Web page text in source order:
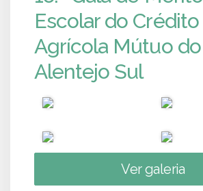
Escolar do Crédito
Agrícola Mútuo do
Alentejo Sul
Ver galeria